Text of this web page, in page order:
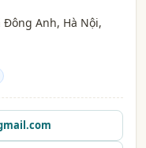
Đông Anh, Hà Nội,